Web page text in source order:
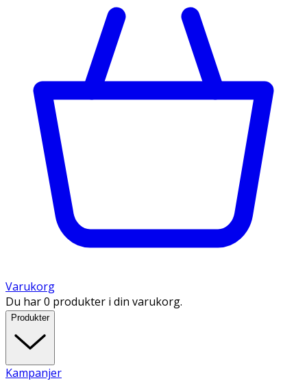
Varukorg
Du har 0 produkter i din varukorg.
Produkter
Kampanjer